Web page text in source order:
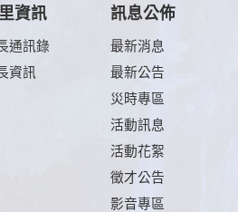
資訊
通訊錄
資訊
訊息公佈
最新消息
最新公告
災時專區
活動訊息
活動花絮
徵才公告
影音專區